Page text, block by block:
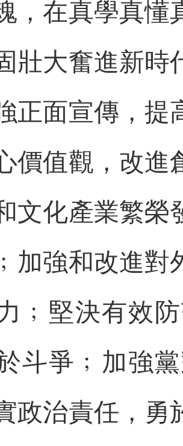
，在真學真懂
壯大奮進新時
正面宣傳，提
價值觀，改進
文化產業繁榮
加強和改進對
﹔堅決有效
斗爭﹔加強
政治責任，勇